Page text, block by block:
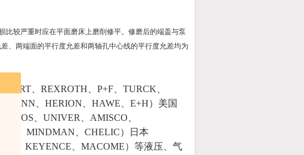
比较严重时应在平面磨床上磨削修平。修磨后的端盖与泵
、两端面的平行度允差和两轴孔中心线的平行度允差均为
、REXROTH、P+F、TURCK、
、HERION、HAWE、E+H）美国
ATOS、UNIVER、AMISCO、
、MINDMAN、CHELIC）日本
、KEYENCE、MACOME）等液压、气